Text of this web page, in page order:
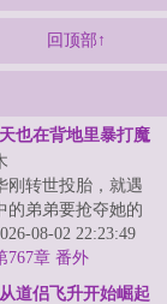
回顶部↑
也在背地里暴打魔
刚转世投胎，就遇
的弟弟要抢夺她的
，沐风华还在母体
弟...
08-02 22:23:49
767章 番外
道侣飞升开始崛起